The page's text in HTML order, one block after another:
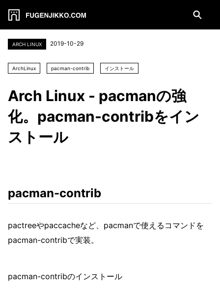
ARCH LINUX 2019-10-29
ArchLinux pacman-contrib インストール
Arch Linux - pacmanの強
化。pacman-contribをイン
ストール
pacman-contrib
pactreeやpaccacheなど、pacmanで使えるコマンドを
pacman-contribで実装。
pacman-contribのインストール